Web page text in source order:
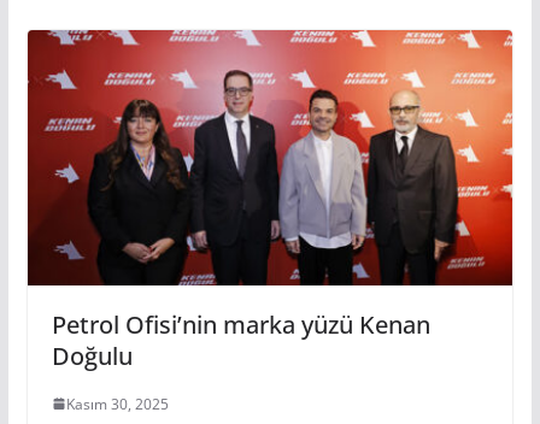
Petrol Ofisi’nin marka yüzü Kenan
Doğulu
Kasım 30, 2025